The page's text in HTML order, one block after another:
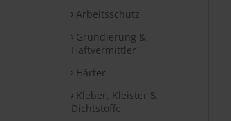
Arbeitsschutz
Grundierung &
Haftvermittler
Härter
Kleber, Kleister &
Dichtstoffe